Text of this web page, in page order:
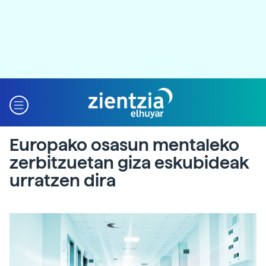
Europako osasun mentaleko
zerbitzuetan giza eskubideak
urratzen dira